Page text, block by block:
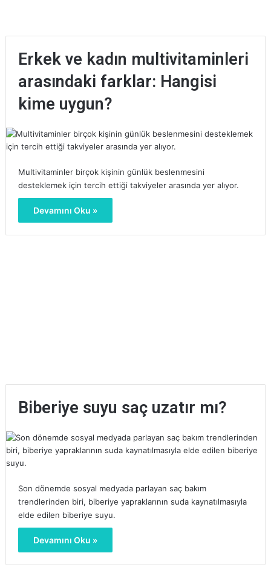
Erkek ve kadın multivitaminleri
arasındaki farklar: Hangisi
kime uygun?
Multivitaminler birçok kişinin günlük beslenmesini
desteklemek için tercih ettiği takviyeler arasında yer alıyor.
Devamını Oku »
Biberiye suyu saç uzatır mı?
Son dönemde sosyal medyada parlayan saç bakım
trendlerinden biri, biberiye yapraklarının suda kaynatılmasıyla
elde edilen biberiye suyu.
Devamını Oku »